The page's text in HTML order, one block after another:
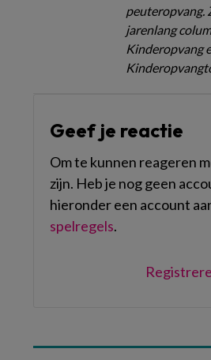
peuteropvang.
jarenlang
Kinderopvang
Geef je reactie
Om te kunnen reageren
zijn. Heb je nog geen
hieronder een account
spelregels.